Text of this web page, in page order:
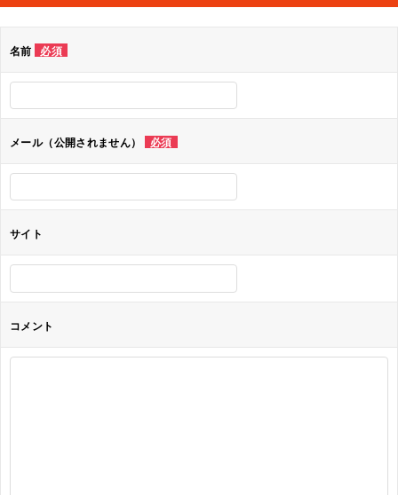
シ
ョ
ン
名前 必須
メール（公開されません） 必須
サイト
コメント